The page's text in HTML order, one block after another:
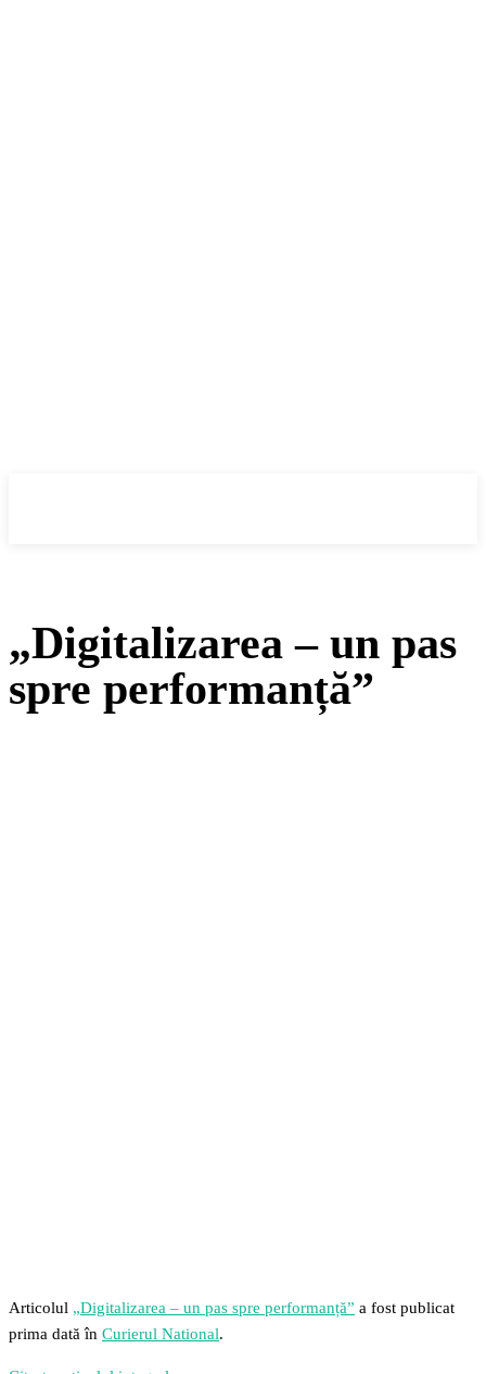
„Digitalizarea – un pas
spre performanță”
Articolul „Digitalizarea – un pas spre performanță” a fost publicat
prima dată în Curierul National.